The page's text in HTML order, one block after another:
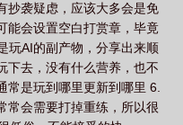
抄袭疑虑，应该大多会是免
能会设置空白打赏章，毕竟
玩AI的副产物，分享出来顺
下去，没有什么营养，也不
是玩到哪里更新到哪里 6.
常会需要打掉重练，所以很